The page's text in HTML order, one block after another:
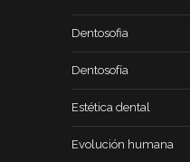
Dentosofia
Dentosofía
Estética dental
Evolución humana